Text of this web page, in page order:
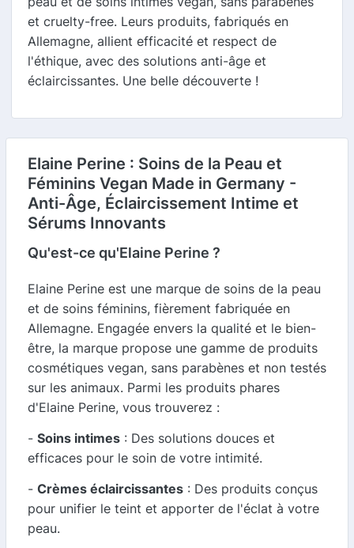
et cruelty-free. Leurs produits, fabriqués en
Allemagne, allient efficacité et respect de
l'éthique, avec des solutions anti-âge et
éclaircissantes. Une belle découverte !
Elaine Perine : Soins de la Peau et
Féminins Vegan Made in Germany -
Anti-Âge, Éclaircissement Intime et
Sérums Innovants
Qu'est-ce qu'Elaine Perine ?
Elaine Perine est une marque de soins de la peau
et de soins féminins, fièrement fabriquée en
Allemagne. Engagée envers la qualité et le bien-
être, la marque propose une gamme de produits
cosmétiques vegan, sans parabènes et non testés
sur les animaux. Parmi les produits phares
d'Elaine Perine, vous trouverez :
- Soins intimes : Des solutions douces et
efficaces pour le soin de votre intimité.
- Crèmes éclaircissantes : Des produits conçus
pour unifier le teint et apporter de l'éclat à votre
peau.